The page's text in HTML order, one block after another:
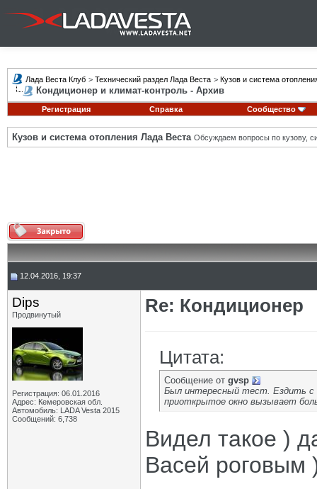
Лада Веста Клуб > Технический раздел Лада Веста > Кузов и система
Кондиционер и климат-контроль - Архив
Регистрация Справка Сообщество
Кузов и система отопления Лада Веста Обсуждаем вопросы по кузову,
12.04.2016, 19:37
Dips
Продвинутый
Регистрация: 06.01.2016
Адрес: Кемеровская обл.
Автомобиль: LADA Vesta 2015
Сообщений: 6,738
Re: Кондиционер
Цитата:
Сообщение от gvsp
Был интересный тест. Ездить с
приоткрытое окно вызывает
Видел такое )
Васей роговым